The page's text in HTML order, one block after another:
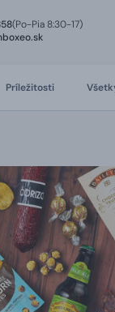
(Po-Pia 8:30-17)
Príležitosti